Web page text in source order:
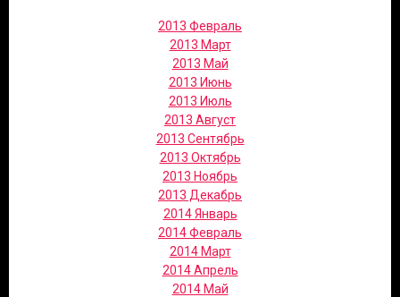
2013 Февраль
2013 Март
2013 Май
2013 Июнь
2013 Июль
2013 Август
2013 Сентябрь
2013 Октябрь
2013 Ноябрь
2013 Декабрь
2014 Январь
2014 Февраль
2014 Март
2014 Апрель
2014 Май